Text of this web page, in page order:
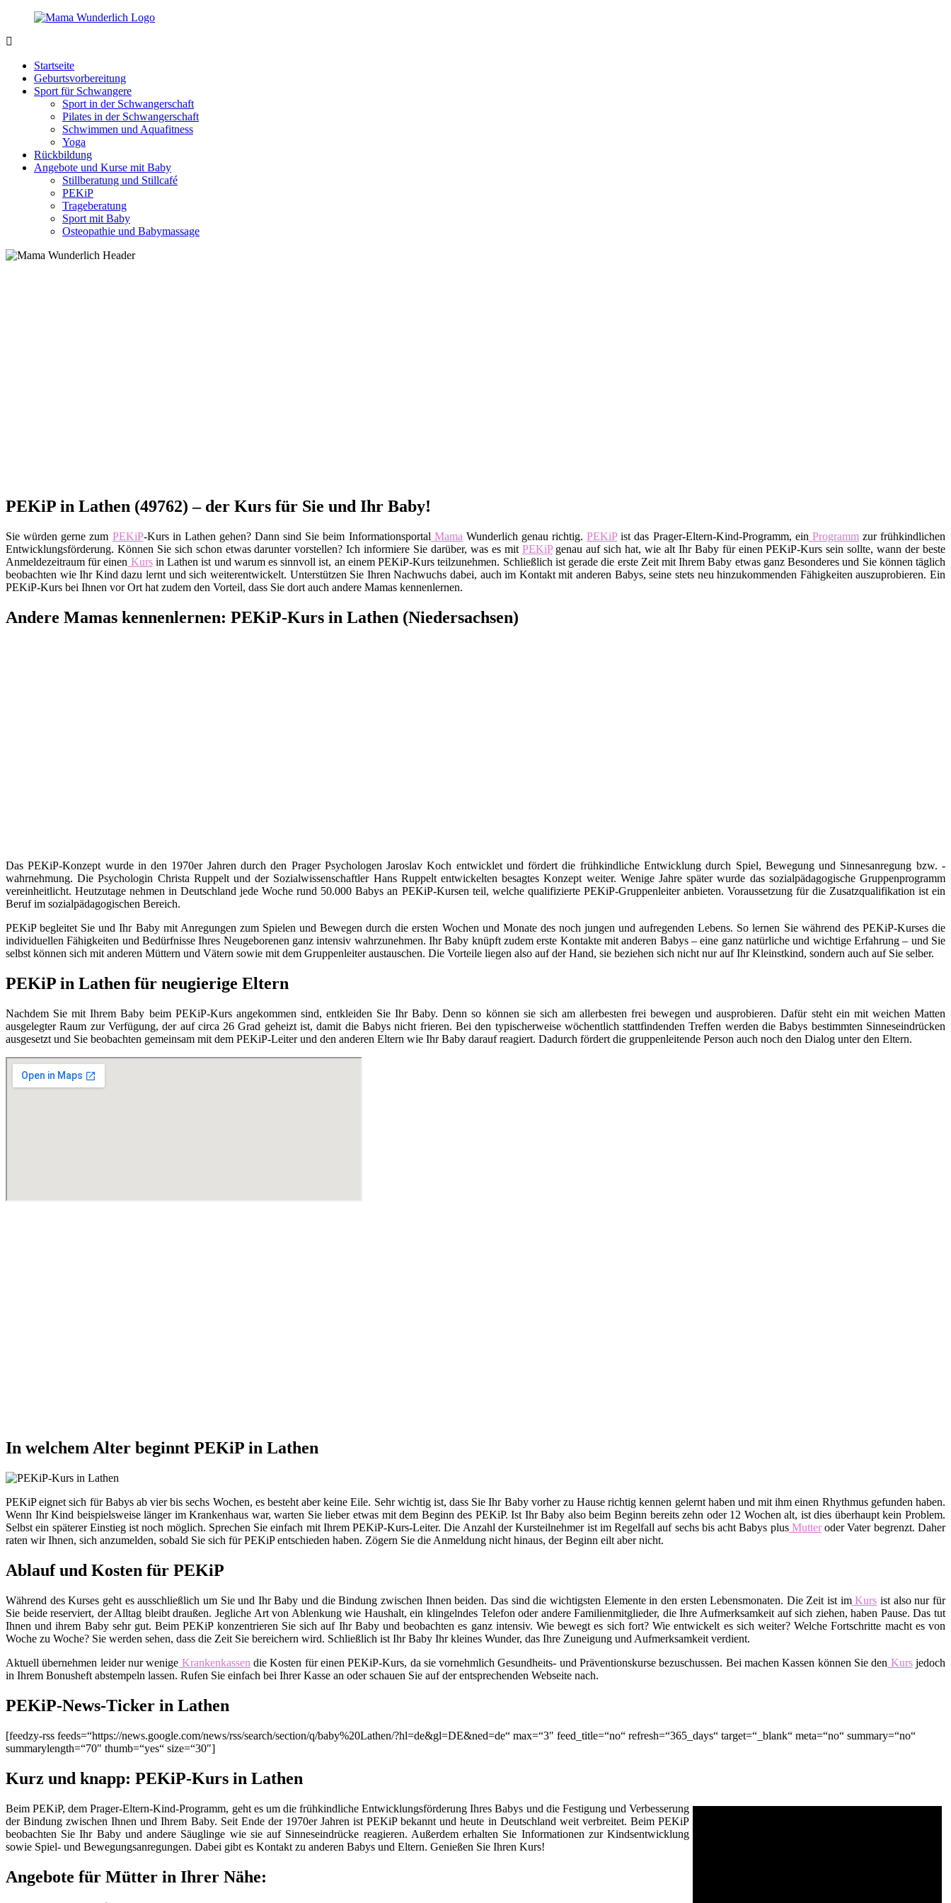
Zurück
Inhalt
sein
wunderbar!
Startseite
Geburtsvorbereitung
Sport für Schwangere
Sport in der Schwangerschaft
Pilates in der Schwangerschaft
Schwimmen und Aquafitness
Yoga
Rückbildung
Angebote und Kurse mit Baby
Stillberatung und Stillcafé
PEKiP
Trageberatung
Sport mit Baby
Osteopathie und Babymassage
PEKiP in Lathen (49762) – der Kurs für Sie und Ihr Baby!
Sie würden gerne zum PEKiP-Kurs in Lathen gehen? Dann sind Sie beim Informationsportal Mama Wunderlich genau richtig.PEKiPist das Prager-Eltern-Kind-Programm, ein Programmzur frühkindlichen
Entwicklungsförderung. Können Sie sich schon etwas darunter vorstellen? Ich informiere Sie darüber, was es mit PEKiPgenau auf sich hat, wie alt Ihr Baby für einen PEKiP-Kurs sein sollte, wann der beste
Anmeldezeitraum für einen Kursin Lathen ist und warum es sinnvoll ist, an einem PEKiP-Kurs teilzunehmen. Schließlich ist gerade die erste Zeit mit Ihrem Baby etwas ganz Besonderes und Sie können täglich
beobachten wie Ihr Kind dazu lernt und sich weiterentwickelt. Unterstützen Sie Ihren Nachwuchs dabei, auch im Kontakt mit anderen Babys, seine stets neu hinzukommenden Fähigkeiten auszuprobieren. Ein
PEKiP-Kurs bei Ihnen vor Ort hat zudem den Vorteil, dass Sie dort auch andere Mamas kennenlernen.
Andere Mamas kennenlernen: PEKiP-Kurs in Lathen (Niedersachsen)
Das PEKiP-Konzept wurde in den 1970er Jahren durch den Prager Psychologen Jaroslav Koch entwicklet und fördert die frühkindliche Entwicklung durch Spiel, Bewegung und Sinnesanregung bzw. -
wahrnehmung. Die Psychologin Christa Ruppelt und der Sozialwissenschaftler Hans Ruppelt entwickelten besagtes Konzept weiter. Wenige Jahre später wurde das sozialpädagogische Gruppenprogramm
vereinheitlicht. Heutzutage nehmen in Deutschland jede Woche rund 50.000 Babys an PEKiP-Kursen teil, welche qualifizierte PEKiP-Gruppenleiter anbieten. Voraussetzung für die Zusatzqualifikation ist ein
Beruf im sozialpädagogischen Bereich.
PEKiP begleitet Sie und Ihr Baby mit Anregungen zum Spielen und Bewegen durch die ersten Wochen und Monate des noch jungen und aufregenden Lebens. So lernen Sie während des PEKiP-Kurses die
individuellen Fähigkeiten und Bedürfnisse Ihres Neugeborenen ganz intensiv wahrzunehmen. Ihr Baby knüpft zudem erste Kontakte mit anderen Babys – eine ganz natürliche und wichtige Erfahrung – und Sie
selbst können sich mit anderen Müttern und Vätern sowie mit dem Gruppenleiter austauschen. Die Vorteile liegen also auf der Hand, sie beziehen sich nicht nur auf Ihr Kleinstkind, sondern auch auf Sie selber.
PEKiP in Lathen für neugierige Eltern
Nachdem Sie mit Ihrem Baby beim PEKiP-Kurs angekommen sind, entkleiden Sie Ihr Baby. Denn so können sie sich am allerbesten frei bewegen und ausprobieren. Dafür steht ein mit weichen Matten
ausgelegter Raum zur Verfügung, der auf circa 26 Grad geheizt ist, damit die Babys nicht frieren. Bei den typischerweise wöchentlich stattfindenden Treffen werden die Babys bestimmten Sinneseindrücken
ausgesetzt und Sie beobachten gemeinsam mit dem PEKiP-Leiter und den anderen Eltern wie Ihr Baby darauf reagiert. Dadurch fördert die gruppenleitende Person auch noch den Dialog unter den Eltern.
In welchem Alter beginnt PEKiP in Lathen
PEKiP eignet sich für Babys ab vier bis sechs Wochen, es besteht aber keine Eile. Sehr wichtig ist, dass Sie Ihr Baby vorher zu Hause richtig kennen gelernt haben und mit ihm einen Rhythmus gefunden haben.
Wenn Ihr Kind beispielsweise länger im Krankenhaus war, warten Sie lieber etwas mit dem Beginn des PEKiP. Ist Ihr Baby also beim Beginn bereits zehn oder 12 Wochen alt, ist dies überhaupt kein Problem.
Selbst ein späterer Einstieg ist noch möglich. Sprechen Sie einfach mit Ihrem PEKiP-Kurs-Leiter. Die Anzahl der Kursteilnehmer ist im Regelfall auf sechs bis acht Babys plusMutteroder Vater begrenzt. Daher
raten wir Ihnen, sich anzumelden, sobald Sie sich für PEKiP entschieden haben. Zögern Sie die Anmeldung nicht hinaus, der Beginn eilt aber nicht.
Ablauf und Kosten für PEKiP
Während des Kurses geht es ausschließlich um Sie und Ihr Baby und die Bindung zwischen Ihnen beiden. Das sind die wichtigsten Elemente in den ersten Lebensmonaten. Die Zeit ist imKurs ist also nur für
Sie beide reserviert, der Alltag bleibt draußen. Jegliche Art von Ablenkung wie Haushalt, ein klingelndes Telefon oder andere Familienmitglieder, die Ihre Aufmerksamkeit auf sich ziehen, haben Pause. Das tut
Ihnen und ihrem Baby sehr gut. Beim PEKiP konzentrieren Sie sich auf Ihr Baby und beobachten es ganz intensiv. Wie bewegt es sich fort? Wie entwickelt es sich weiter? Welche Fortschritte macht es von
Woche zu Woche? Sie werden sehen, dass die Zeit Sie bereichern wird. Schließlich ist Ihr Baby Ihr kleines Wunder, das Ihre Zuneigung und Aufmerksamkeit verdient.
Aktuell übernehmen leider nur wenige Krankenkassen die Kosten für einen PEKiP-Kurs, da sie vornehmlich Gesundheits- und Präventionskurse bezuschussen. Bei machen Kassen können Sie den Kursjedoch
in Ihrem Bonusheft abstempeln lassen. Rufen Sie einfach bei Ihrer Kasse an oder schauen Sie auf der entsprechenden Webseite nach.
PEKiP-News-Ticker in Lathen
[feedzy-rss feeds=“https://news.google.com/news/rss/search/section/q/baby%20Lathen/?hl=de&gl=DE&ned=de“ max=“3″ feed_title=“no“ refresh=“365_days“ target=“_blank“ meta=“no“ summary=“no“
summarylength=“70″ thumb=“yes“ size=“30″]
Kurz und knapp: PEKiP-Kurs in Lathen
Beim PEKiP, dem Prager-Eltern-Kind-Programm, geht es um die frühkindliche Entwicklungsförderung Ihres Babys und die Festigung und Verbesserung
der Bindung zwischen Ihnen und Ihrem Baby. Seit Ende der 1970er Jahren ist PEKiP bekannt und heute in Deutschland weit verbreitet. Beim PEKiP
beobachten Sie Ihr Baby und andere Säuglinge wie sie auf Sinneseindrücke reagieren. Außerdem erhalten Sie Informationen zur Kindsentwicklung
sowie Spiel- und Bewegungsanregungen. Dabei gibt es Kontakt zu anderen Babys und Eltern. Genießen Sie Ihren Kurs!
Angebote für Mütter in Ihrer Nähe: